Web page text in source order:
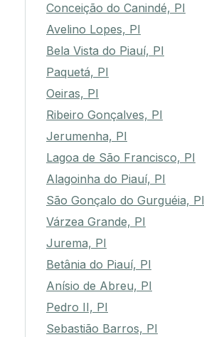
Conceição do Canindé, PI
Avelino Lopes, PI
Bela Vista do Piauí, PI
Paquetá, PI
Oeiras, PI
Ribeiro Gonçalves, PI
Jerumenha, PI
Lagoa de São Francisco, PI
Alagoinha do Piauí, PI
São Gonçalo do Gurguéia, PI
Várzea Grande, PI
Jurema, PI
Betânia do Piauí, PI
Anísio de Abreu, PI
Pedro II, PI
Sebastião Barros, PI